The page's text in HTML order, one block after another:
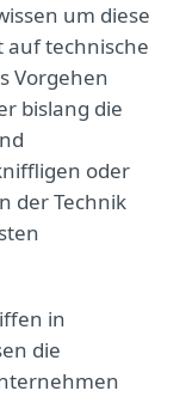
um diese
auf technische
Vorgehen
bislang die
oder
der Technik
in
die